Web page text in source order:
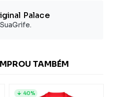
Palace
TAMBÉM
40%